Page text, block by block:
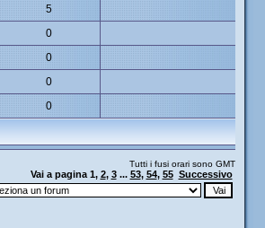
5
0
0
0
0
Tutti i fusi orari sono GMT
Vai a pagina 1, 2, 3... 53, 54, 55 Successivo